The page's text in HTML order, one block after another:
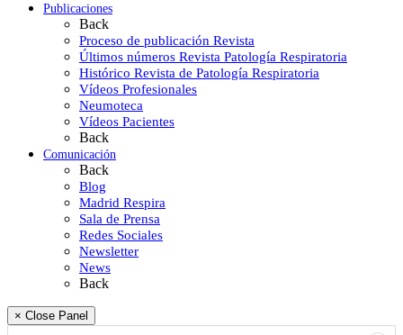
Publicaciones
Back
Proceso de publicación Revista
Últimos números Revista Patología Respiratoria
Histórico Revista de Patología Respiratoria
Vídeos Profesionales
Neumoteca
Vídeos Pacientes
Back
Comunicación
Back
Blog
Madrid Respira
Sala de Prensa
Redes Sociales
Newsletter
News
Back
× Close Panel